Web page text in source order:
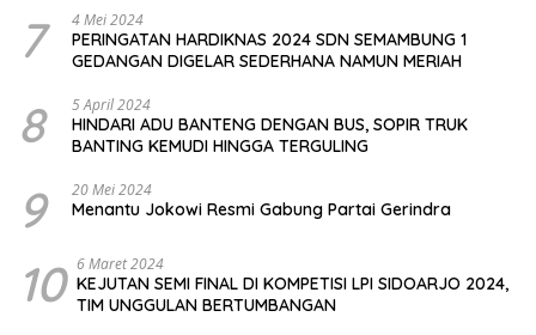
7 4 Mei 2024
PERINGATAN HARDIKNAS 2024 SDN SEMAMBUNG 1
GEDANGAN DIGELAR SEDERHANA NAMUN MERIAH
8 5 April 2024
HINDARI ADU BANTENG DENGAN BUS, SOPIR TRUK
BANTING KEMUDI HINGGA TERGULING
9 20 Mei 2024
Menantu Jokowi Resmi Gabung Partai Gerindra
10 6 Maret 2024
KEJUTAN SEMI FINAL DI KOMPETISI LPI SIDOARJO 2024,
TIM UNGGULAN BERTUMBANGAN